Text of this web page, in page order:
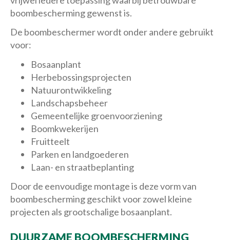
boombescherming gewenst is.
De boombeschermer wordt onder andere gebruikt
voor:
Bosaanplant
Herbebossingsprojecten
Natuurontwikkeling
Landschapsbeheer
Gemeentelijke groenvoorziening
Boomkwekerijen
Fruitteelt
Parken en landgoederen
Laan- en straatbeplanting
Door de eenvoudige montage is deze vorm van
boombescherming geschikt voor zowel kleine
projecten als grootschalige bosaanplant.
DUURZAME BOOMBESCHERMING